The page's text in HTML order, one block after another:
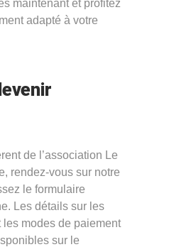
maintenant et profitez
adapté à votre
de l’association Le
rendez-vous sur notre
le formulaire
Les détails sur les
les modes de paiement
sur le